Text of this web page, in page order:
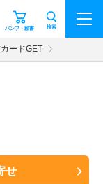
パンフ・願書 検索
ードGET
せ